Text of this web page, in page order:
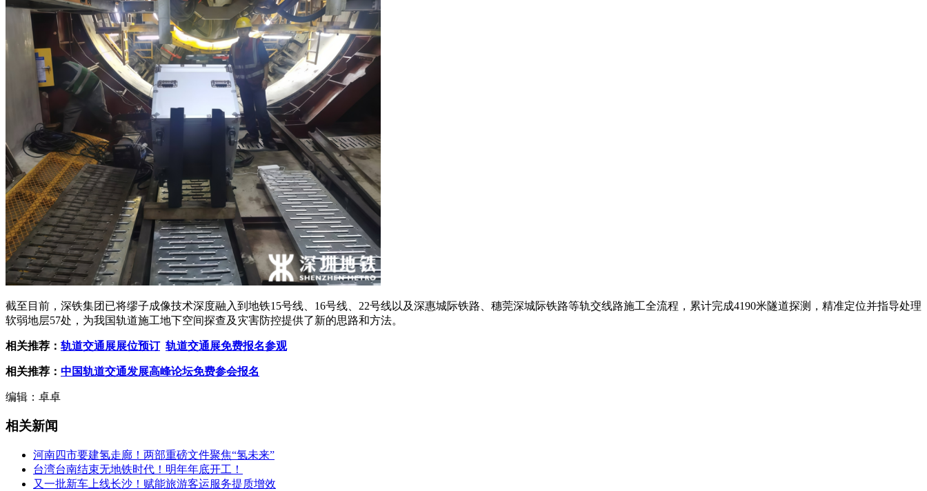
截至目前，深铁集团已将缪子成像技术深度融入到地铁15号线、16号线、22号线以及深惠城际铁路、穗莞深城际铁路等轨交线路施工全流程，累计完成4190米隧道探测，精准定位并指导处理
软弱地层57处，为我国轨道施工地下空间探查及灾害防控提供了新的思路和方法。
相关推荐： 轨道交通展展位预订 轨道交通展免费报名参观
相关推荐： 中国轨道交通发展高峰论坛免费参会报名
编辑：卓卓
相关新闻
河南四市要建氢走廊！两部重磅文件聚焦“氢未来”
台湾台南结束无地铁时代！明年年底开工！
又一批新车上线长沙！赋能旅游客运服务提质增效